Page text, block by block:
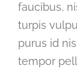
faucibus,
turpis
purus id
tempor